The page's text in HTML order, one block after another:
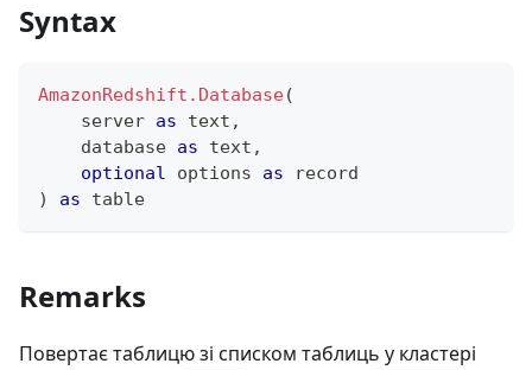
Syntax
AmazonRedshift.Database(
    server
as text ,
    database
as text ,
optional options as
record
)
as table
Remarks
Повертає таблицю зі списком таблиць у кластері